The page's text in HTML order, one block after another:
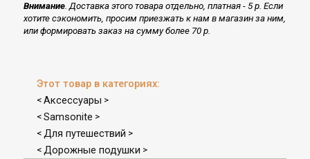
Внимание. Доставка этого товара отдельно, платная - 5 р. Если
хотите сэкономить, просим приезжать к нам в магазин за ним,
или формировать заказ на сумму более 70 р.
Этот товар в категориях:
< Аксессуары >
< Samsonite >
< Для путешествий >
< Дорожные подушки >